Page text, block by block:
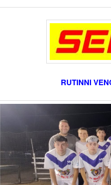
RUTINNI